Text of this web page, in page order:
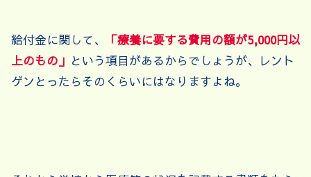
給付金に関して、
「療養に要する費用の額が5,000円以
上のもの」 という項目があるからでしょうが、レント
ゲンとったらそのくらいにはなりますよね。